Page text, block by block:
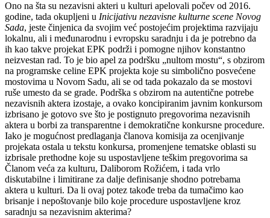
Ono na šta su nezavisni akteri u kulturi apelovali počev od 2016.
godine, tada okupljeni u Inicijativu nezavisne kulturne scene Novog
Sada, jeste činjenica da svojim već postojećim projektima razvijaju
lokalnu, ali i međunarodnu i evropsku saradnju i da je potrebno da
ih kao takve projekat EPK podrži i pomogne njihov konstantno
neizvestan rad. To je bio apel za podršku „nultom mostu“, s obzirom
na programske celine EPK projekta koje su simbolično posvećene
mostovima u Novom Sadu, ali se od tada pokazalo da se mostovi
ruše umesto da se grade. Podrška s obzirom na autentične potrebe
nezavisnih aktera izostaje, a ovako koncipiranim javnim konkursom
izbrisano je gotovo sve što je postignuto pregovorima nezavisnih
aktera u borbi za transparentne i demokratične konkursne procedure.
Iako je mogućnost predlaganja članova komisija za ocenjivanje
projekata ostala u tekstu konkursa, promenjene tematske oblasti su
izbrisale prethodne koje su uspostavljene teškim pregovorima sa
Članom veća za kulturu, Daliborom Rožićem, i tada vrlo
diskutabilne i limitirane za dalje definisanje shodno potrebama
aktera u kulturi. Da li ovaj potez takođe treba da tumačimo kao
brisanje i nepoštovanje bilo koje procedure uspostavljene kroz
saradnju sa nezavisnim akterima?